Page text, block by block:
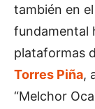
también en
fundamental
plataformas
Torres Piña,
“Melchor